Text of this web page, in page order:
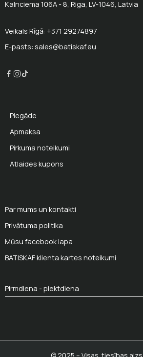
Kalnciema 106A - 8, Riga, LV-1046, Latvia
Veikals Rīgā: +371 29274897
E-pasts: sales@batiskaf.eu
Piegāde
Apmaksa
Pirkuma noteikumi
Atlaides kupons
Par mums un kontakti
Privātuma politika
Mūsu facebook lapa
BATISKAF klienta kartes noteikumi
Pirmdiena - piektdiena